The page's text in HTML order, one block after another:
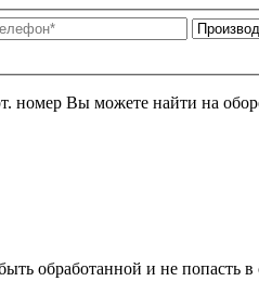
номер Вы можете найти на
обработанной и не попасть